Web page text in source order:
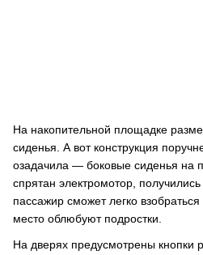
На накопительной площадке
сиденья. А вот конструкция
озадачила — боковые сиденья на
спрятан электромотор,
пассажир сможет легко
место облюбуют подростки.
На дверях предусмотрены кнопки